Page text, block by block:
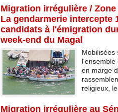
Migration irrégulière / Zone
La gendarmerie intercepte
candidats à l'émigration
week-end du Magal
Mobilisées
l'ensemble
en marge
religieux,
Migration irrégulière au